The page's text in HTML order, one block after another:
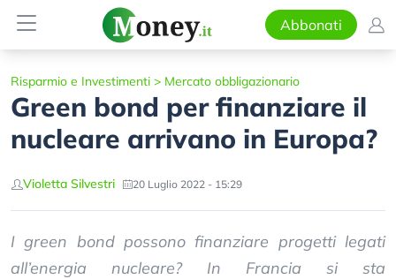
Abbonati
Risparmio e Investimenti > Mercato obbligazionario
Green bond per finanziare il
nucleare arrivano in Europa?
Violetta Silvestri 20 Luglio 2022 - 15:29
I green bond possono finanziare progetti legati
all’energia nucleare? In Francia si sta